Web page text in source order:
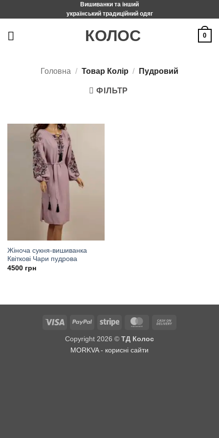
Вишиванки та інший
український традиційний одяг
КОЛОС 0
Головна / Товар Колір / Пудровий
ФІЛЬТР
Жіноча сукня-вишиванка
Квіткові Чари пудрова
4500 грн
Visa PayPal Stripe MasterCard
Copyright 2026 © ТД Колос
MORKVA - корисні сайти